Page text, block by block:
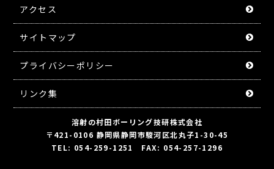
アクセス
サイトマップ
プライバシーポリシー
リンク集
溶射の村田ボーリング技研株式会社
〒421-0106 静岡県静岡市駿河区北丸子1-30-45
TEL: 054-259-1251 FAX: 054-257-1296